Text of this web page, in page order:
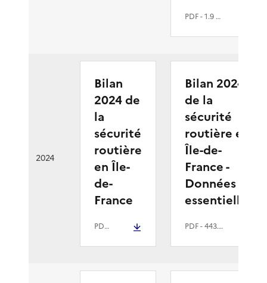
PDF- 1.9 Mio
2024
Bilan
2024 de
la
sécurité
routière
en Île-
de-
France
PDF- 2.1 Mio
Bilan 2024
de la
sécurité
routière en
Île-de-
France -
Données
essentielles
PDF- 443.3 kio